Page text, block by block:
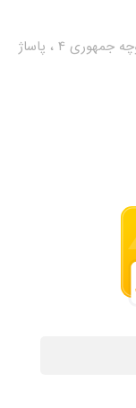
بندر گناوه ، بین چهارراه توپ و ناخدا حمزه ، کوچه جمهوری 4 ، پاساژ